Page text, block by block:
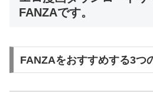
FANZAです。
FANZAをおすすめする3つ